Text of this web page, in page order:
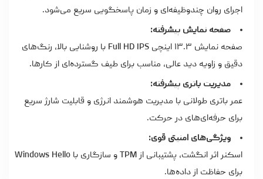
اجرای روان چندوظیفه‌ای و زمان پاسخگویی سریع می‌شود.
صفحه نمایش پیشرفته:
صفحه نمایش ۱۳.۳ اینچی Full HD IPS با روشنایی بالا، رنگ‌های
دقیق و زاویه دید عالی، مناسب برای طیف گسترده‌ای از کارها.
مدیریت باتری پیشرفته:
عمر باتری طولانی با مدیریت هوشمند انرژی و قابلیت شارژ سریع
برای حرفه‌ای‌های در حرکت.
ویژگی‌های امنیتی قوی:
اسکنر اثر انگشت، پشتیبانی از TPM و سازگاری با Windows Hello
برای حفاظت از داده‌ها.